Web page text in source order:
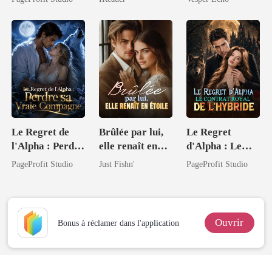
Le Regret de
l'Alpha : Perdre
sa Vraie
PageProfit Studio
Brûlée par lui,
elle renaît en
étoile
Just Fishn'
Le Regret
d'Alpha : Le
Contrat Royal
PageProfit Studio
Bonus à réclamer dans l'application Ouvrir